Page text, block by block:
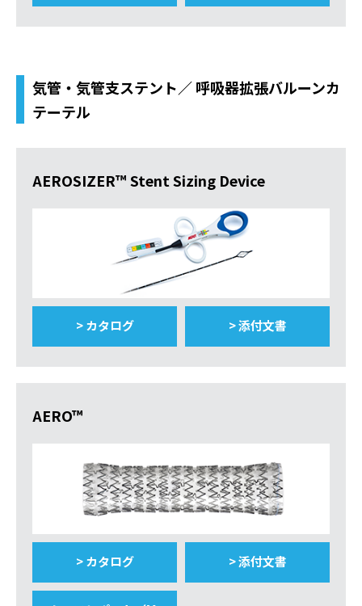
気管・気管支ステント／ 呼吸器拡張バルーンカ
テーテル
AEROSIZER™ Stent Sizing Device
> カタログ > 添付文書
AERO™
> カタログ > 添付文書